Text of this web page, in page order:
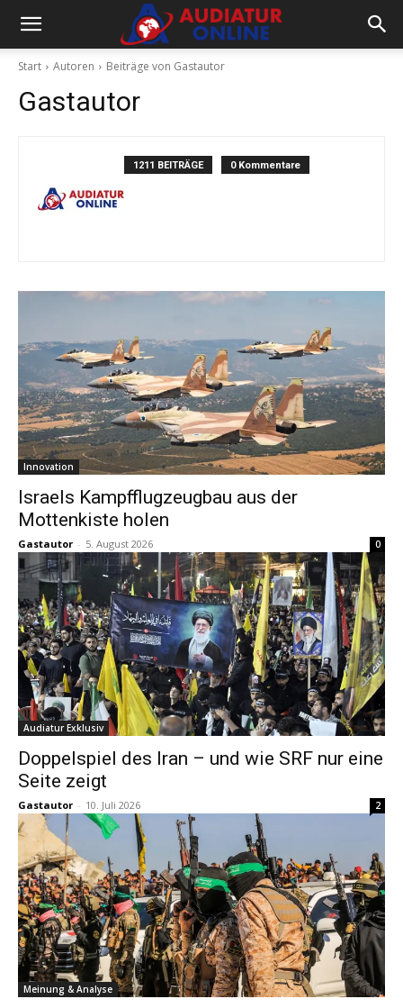
Start Autoren Beiträge von Gastautor
Gastautor
1211 BEITRÄGE 0 Kommentare
Innovation
Israels Kampfflugzeugbau aus der
Mottenkiste holen
Gastautor - 5. August 2026 0
Audiatur Exklusiv
Doppelspiel des Iran – und wie SRF nur eine
Seite zeigt
Gastautor - 10. Juli 2026 2
Meinung & Analyse